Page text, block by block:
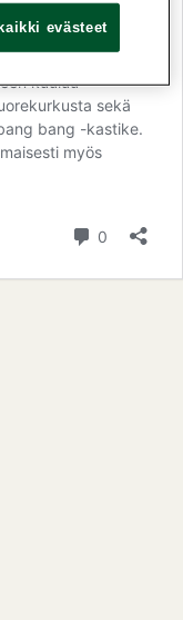
sämpylän
fileepihvejä,
sopivasti
kuuluu
sekä
bang -kastike.
myös
0
evästeet